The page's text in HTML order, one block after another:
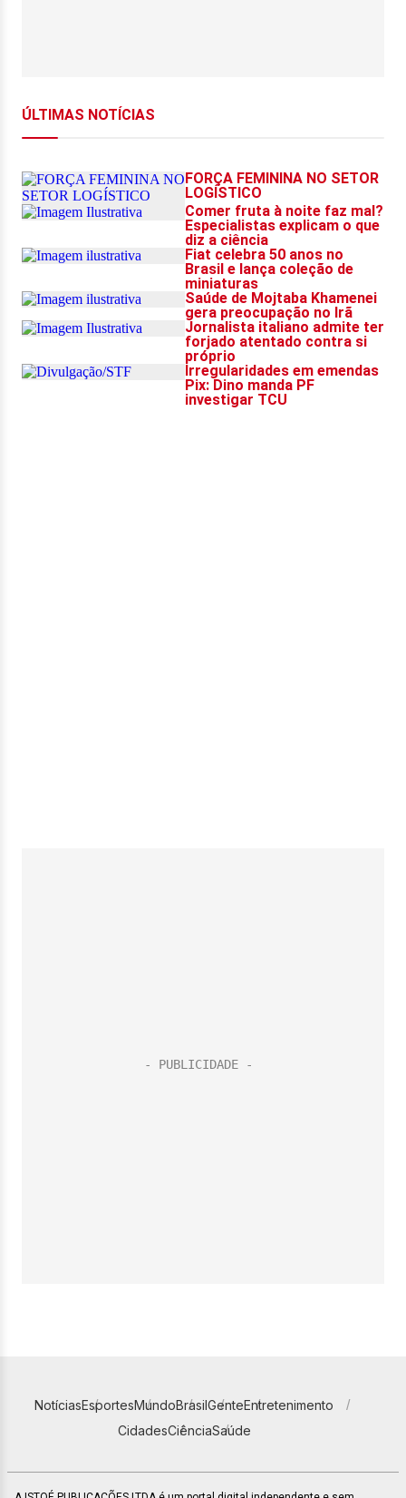
NotíciasEsportesMundoBrasilGenteEntretenimento
CidadesCiênciaSaúde